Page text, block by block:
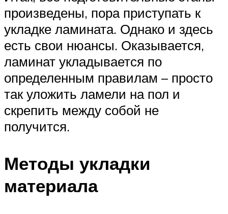
произведены, пора приступать к
укладке ламината. Однако и здесь
есть свои нюансы. Оказывается,
ламинат укладывается по
определенным правилам – просто
так уложить ламели на пол и
скрепить между собой не
получится.
Методы укладки
материала